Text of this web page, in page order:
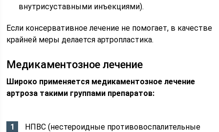
внутрисуставными инъекциями).
Если консервативное лечение не помогает, в качестве
крайней меры делается артропластика.
Медикаментозное лечение
Широко применяется медикаментозное лечение
артроза такими группами препаратов:
НПВС (нестероидные противовоспалительные